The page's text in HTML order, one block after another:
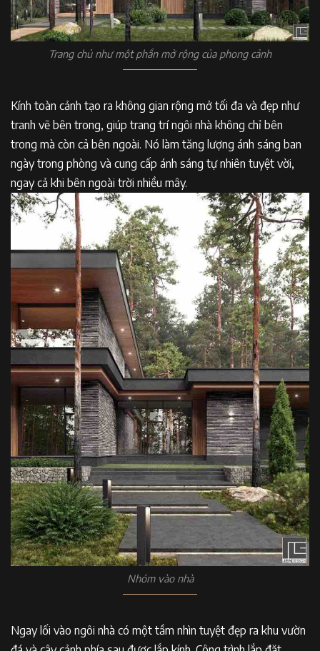
Trang chủ như một phần mở rộng của phong cảnh
Kính toàn cảnh tạo ra không gian rộng mở tối đa và đẹp như
tranh vẽ bên trong, giúp trang trí ngôi nhà không chỉ bên
trong mà còn cả bên ngoài. Nó làm tăng lượng ánh sáng ban
ngày trong phòng và cung cấp ánh sáng tự nhiên tuyệt vời,
ngay cả khi bên ngoài trời nhiều mây.
Nhóm vào nhà
Ngay lối vào ngôi nhà có một tầm nhìn tuyệt đẹp ra khu vườn